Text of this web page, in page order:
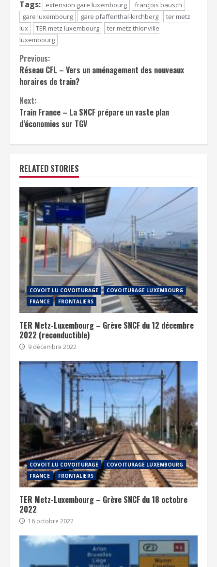
Tags: extension gare luxembourg
françois bausch
gare luxembourg
gare pfaffenthal-kirchberg
ter metz
lux
TER metz luxembourg
ter metz thionville
luxembourg
Continue
Reading
Previous:
Réseau CFL – Vers un aménagement des nouveaux
horaires de train?
Next:
Train France – La SNCF prépare un vaste plan
d’économies sur TGV
RELATED STORIES
COVOIT.LU COVOITURAGE
COVOITURAGE LUXEMBOURG
FRANCE
FRONTALIERS
TER Metz-Luxembourg – Grève SNCF du 12 décembre
2022 (reconductible)
9 décembre 2022
COVOIT.LU COVOITURAGE
COVOITURAGE LUXEMBOURG
FRANCE
FRONTALIERS
TER Metz-Luxembourg – Grève SNCF du 18 octobre
2022
16 octobre 2022